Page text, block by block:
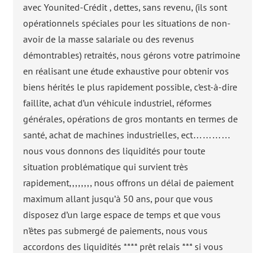
avec Younited-Crédit , dettes, sans revenu, (ils sont
opérationnels spéciales pour les situations de non-
avoir de la masse salariale ou des revenus
démontrables) retraités, nous gérons votre patrimoine
en réalisant une étude exhaustive pour obtenir vos
biens hérités le plus rapidement possible, c’est-à-dire
faillite, achat d’un véhicule industriel, réformes
générales, opérations de gros montants en termes de
santé, achat de machines industrielles, ect…………
nous vous donnons des liquidités pour toute
situation problématique qui survient très
rapidement,,,,,,,, nous offrons un délai de paiement
maximum allant jusqu’à 50 ans, pour que vous
disposez d’un large espace de temps et que vous
n’êtes pas submergé de paiements, nous vous
accordons des liquidités **** prêt relais *** si vous